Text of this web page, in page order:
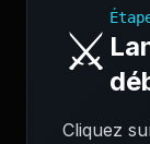
⚔️
Cliquez